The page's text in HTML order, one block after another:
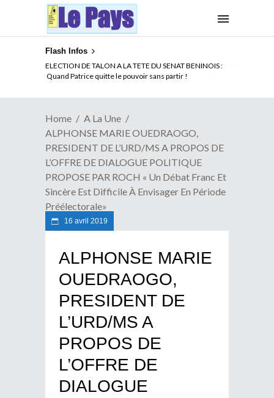
Flash Infos
ELECTION DE TALON A LA TETE DU SENAT BENINOIS :
Quand Patrice quitte le pouvoir sans partir !
Home
A La Une
ALPHONSE MARIE OUEDRAOGO,
PRESIDENT DE L’URD/MS A PROPOS DE
L’OFFRE DE DIALOGUE POLITIQUE
PROPOSE PAR ROCH « Un Débat Franc Et
Sincère Est Difficile À Envisager En Période
Préélectorale»
16 avril 2019
ALPHONSE MARIE
OUEDRAOGO,
PRESIDENT DE
L’URD/MS A
PROPOS DE
L’OFFRE DE
DIALOGUE